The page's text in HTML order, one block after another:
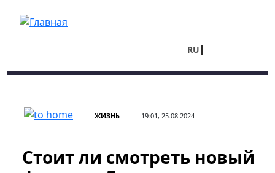
RU
ЖИЗНЬ 19:01, 25.08.2024
Стоит ли смотреть новый